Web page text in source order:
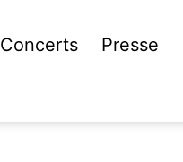
Concerts Presse